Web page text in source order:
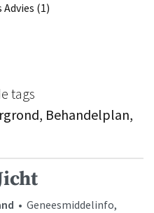
(1)
tags
Behandelplan,
• Geneesmiddelinfo,